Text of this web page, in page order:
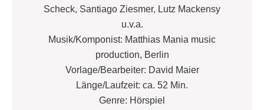
Scheck, Santiago Ziesmer, Lutz Mackensy
u.v.a.
Musik/Komponist: Matthias Mania music
production, Berlin
Vorlage/Bearbeiter: David Maier
Länge/Laufzeit: ca. 52 Min.
Genre: Hörspiel